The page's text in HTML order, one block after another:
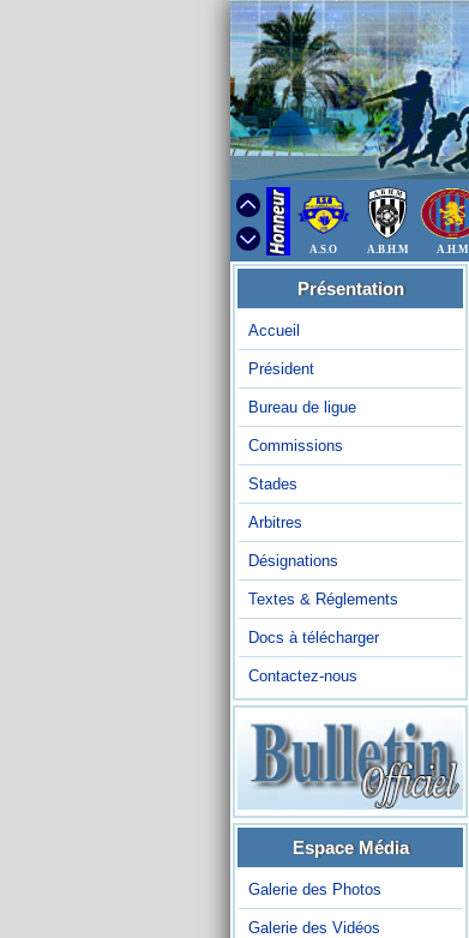
A.S.O A.B.H.M A.H.M
Présentation
Accueil
Président
Bureau de ligue
Commissions
Stades
Arbitres
Désignations
Textes & Réglements
Docs à télécharger
Contactez-nous
Espace Média
Galerie des Photos
Galerie des Vidéos